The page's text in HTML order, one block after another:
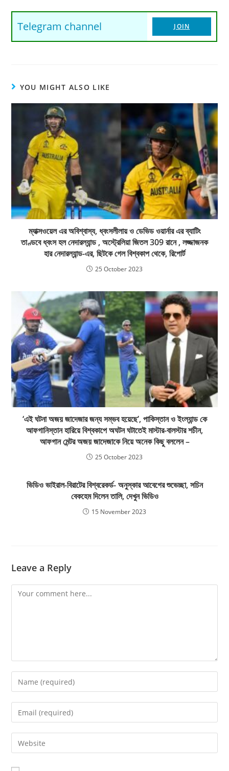
Telegram channel JOIN
YOU MIGHT ALSO LIKE
ম্যাক্সওয়েল এর অবিশ্বাস্য, ধ্বংসলীলায় ও ডেভিড ওয়ার্নার এর ব্যাটিং
তাণ্ডবে ধ্বংস হল নেদারল্যান্ড , অস্ট্রেলিয়া জিতল 309 রানে , লজ্জাজনক
হার নেদারল্যান্ড-এর, ছিটকে গেল বিশ্বকাপ থেকে, রিপোর্ট
25 October 2023
‘এই ঘটনা অজয় জাদেজার জন্য সম্ভব হয়েছে’, পাকিস্তান ও ইংল্যান্ড কে
আফগানিস্তান হারিয়ে বিশ্বকাপে অঘটন ঘটাতেই মাস্টার-বালস্টার শচীন,
আফগান মেন্টর অজয় জাদেজাকে নিয়ে অনেক কিছু বললেন –
25 October 2023
ভিডিও ভাইরাল-বিরাটের বিশ্বরেকর্ড- অনুস্কার আবেগের শুভেচ্ছা, সচিন
বেকহেম দিলেন তালি, দেখুন ভিডিও
15 November 2023
Leave a Reply
Comment
Enter
your
name
comment
Enter
your
email
address
Enter
your